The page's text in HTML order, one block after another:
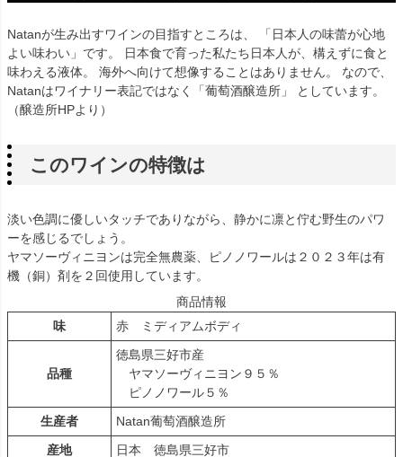
Natanが生み出すワインの目指すところは、 「日本人の味蕾が心地
よい味わい」です。 日本食で育った私たち日本人が、構えずに食と
味わえる液体。 海外へ向けて想像することはありません。 なので、
Natanはワイナリー表記ではなく「葡萄酒醸造所」 としています。
（醸造所HPより）
このワインの特徴は
淡い色調に優しいタッチでありながら、静かに凛と佇む野生のパワ
ーを感じるでしょう。
ヤマソーヴィニヨンは完全無農薬、ピノノワールは２０２３年は有
機（銅）剤を２回使用しています。
商品情報
味
赤 ミディアムボディ
品種
徳島県三好市産
ヤマソーヴィニヨン９５％
ピノノワール５％
生産者
Natan葡萄酒醸造所
産地
日本 徳島県三好市